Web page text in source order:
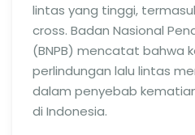
lintas yang tinggi,
cross. Badan Nasional
(BNPB) mencatat bahwa
perlindungan lalu lintas
dalam penyebab
di Indonesia.